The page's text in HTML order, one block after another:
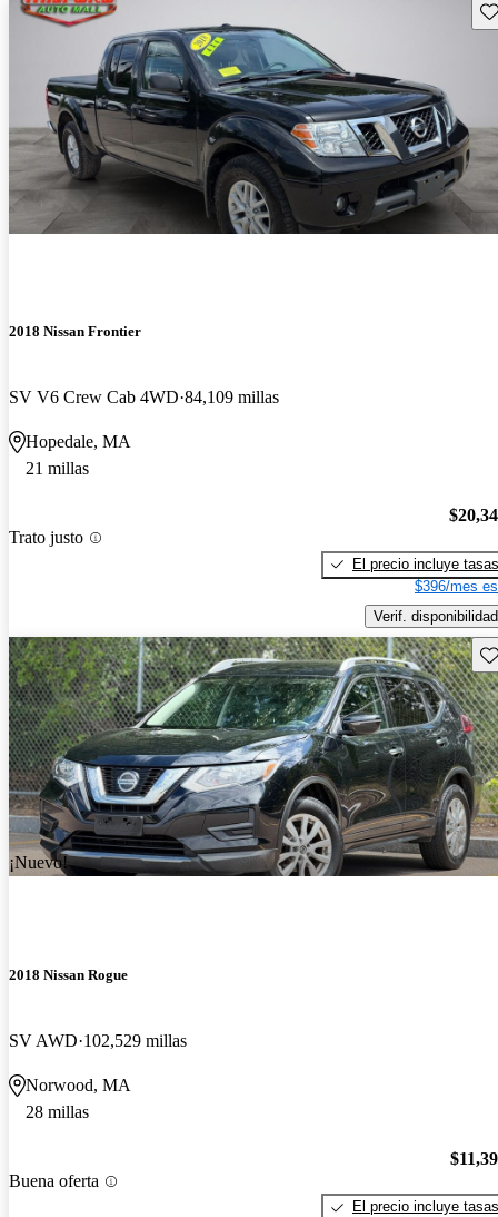
2018 Nissan Frontier
SV V6 Crew Cab 4WD 84,109 millas
Hopedale, MA
21 millas
Trato justo
El precio incluye tasas
$396/mes
Verif. disponibilidad
¡Nuevo!
2018 Nissan Rogue
SV AWD 102,529 millas
Norwood, MA
28 millas
Buena oferta
El precio incluye tasas